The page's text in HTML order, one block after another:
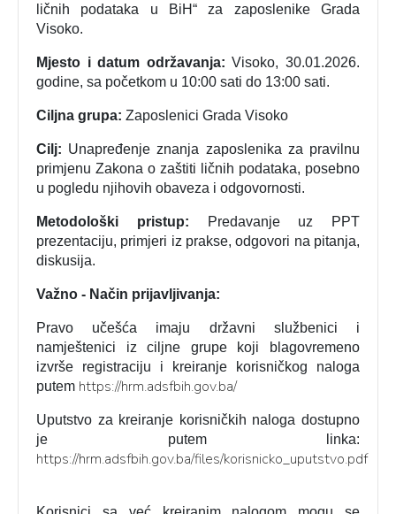
ličnih podataka u BiH“ za zaposlenike Grada
Visoko.
Mjesto i datum održavanja:Visoko, 30.01.2026.
godine, sa početkom u 10:00 sati do 13:00 sati.
Ciljna grupa: Zaposlenici Grada Visoko
Cilj: Unapređenje znanja zaposlenika za pravilnu
primjenu Zakona o zaštiti ličnih podataka, posebno
u pogledu njihovih obaveza i odgovornosti.
Metodološki pristup: Predavanje uz PPT
prezentaciju, primjeri iz prakse, odgovori na pitanja,
diskusija.
Važno - Način prijavljivanja:
Pravo učešća imaju državni službenici i
namještenici iz ciljne grupe koji blagovremeno
izvrše registraciju i kreiranje korisničkog naloga
putem https://hrm.adsfbih.gov.ba/
Uputstvo za kreiranje korisničkih naloga dostupno
je putem linka:
https://hrm.adsfbih.gov.ba/files/korisnicko_uputstvo.pdf